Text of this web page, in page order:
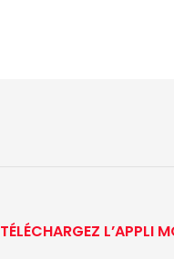
TÉLÉCHARGEZ L’APPLI